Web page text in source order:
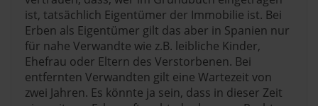
ist, tatsächlich Eigentümer der Immobilie ist. Bei
Erben als Eigentümer gilt das aber in Spanien nur
für nahe Verwandte wie z.B. leibliche Kinder,
Ehefrau oder Eltern des Verstorbenen. Bei
entfernten Verwandten gilt eine Wartezeit von
zwei Jahren. Es könnte ja sein, dass in dieser Zeit